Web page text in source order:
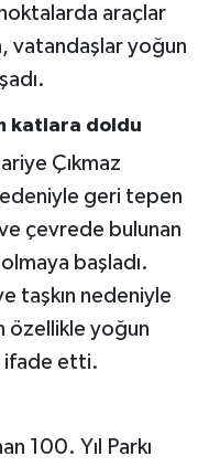
araçlar
vatandaşlar yoğun
katlara doldu
Çıkmaz
geri tepen
çevrede bulunan
başladı.
taşkın nedeniyle
özellikle yoğun
ifade etti.
100. Yıl Parkı